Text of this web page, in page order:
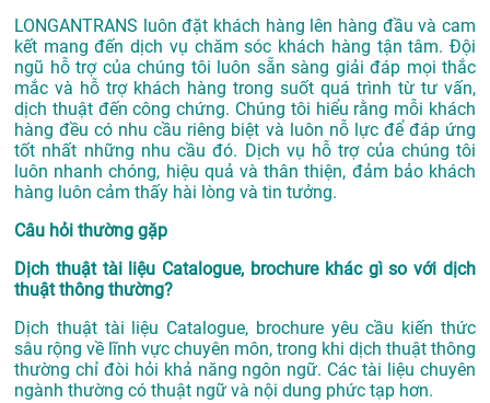
LONGANTRANS luôn đặt khách hàng lên hàng đầu và cam
kết mang đến dịch vụ chăm sóc khách hàng tận tâm. Đội
ngũ hỗ trợ của chúng tôi luôn sẵn sàng giải đáp mọi thắc
mắc và hỗ trợ khách hàng trong suốt quá trình từ tư vấn,
dịch thuật đến công chứng. Chúng tôi hiểu rằng mỗi khách
hàng đều có nhu cầu riêng biệt và luôn nỗ lực để đáp ứng
tốt nhất những nhu cầu đó. Dịch vụ hỗ trợ của chúng tôi
luôn nhanh chóng, hiệu quả và thân thiện, đảm bảo khách
hàng luôn cảm thấy hài lòng và tin tưởng.
Câu hỏi thường gặp
Dịch thuật tài liệu Catalogue, brochure khác gì so với dịch
thuật thông thường?
Dịch thuật tài liệu Catalogue, brochure yêu cầu kiến thức
sâu rộng về lĩnh vực chuyên môn, trong khi dịch thuật thông
thường chỉ đòi hỏi khả năng ngôn ngữ. Các tài liệu chuyên
ngành thường có thuật ngữ và nội dung phức tạp hơn.